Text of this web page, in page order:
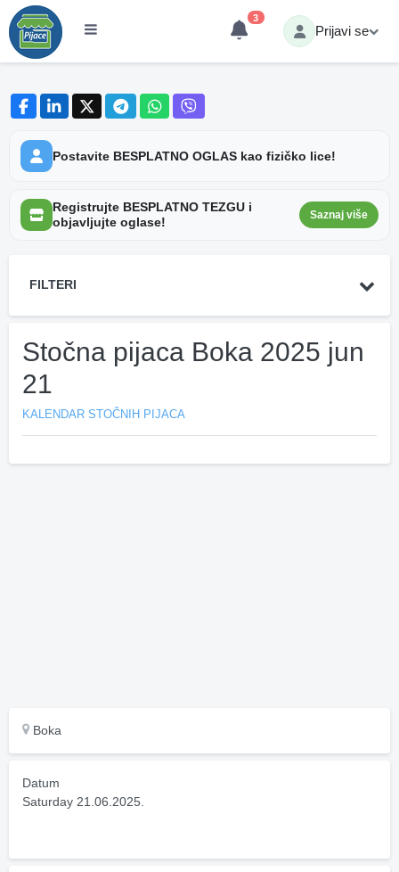
3
Prijavi se
Postavite BESPLATNO OGLAS kao fizičko lice!
Registrujte BESPLATNO TEZGU i
objavljujte oglase!
Saznaj više
FILTERI
Stočna pijaca Boka 2025 jun
21
KALENDAR STOČNIH PIJACA
Boka
Datum
Saturday 21.06.2025.